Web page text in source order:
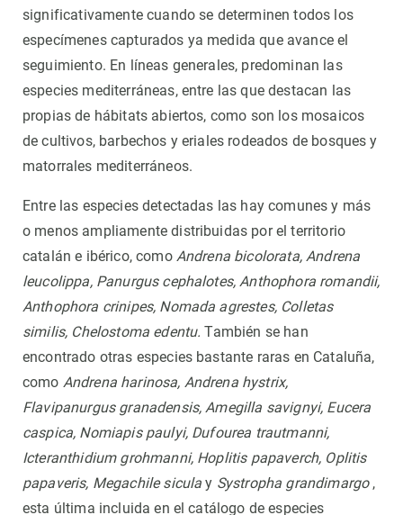
significativamente cuando se determinen todos los
especímenes capturados ya medida que avance el
seguimiento. En líneas generales, predominan las
especies mediterráneas, entre las que destacan las
propias de hábitats abiertos, como son los mosaicos
de cultivos, barbechos y eriales rodeados de bosques y
matorrales mediterráneos.
Entre las especies detectadas las hay comunes y más
o menos ampliamente distribuidas por el territorio
catalán e ibérico, como Andrena bicolorata, Andrena
leucolippa, Panurgus cephalotes, Anthophora romandii,
Anthophora crinipes, Nomada agrestes, Colletas
similis, Chelostoma edentu. También se han
encontrado otras especies bastante raras en Cataluña,
como Andrena harinosa, Andrena hystrix,
Flavipanurgus granadensis, Amegilla savignyi, Eucera
caspica, Nomiapis paulyi, Dufourea trautmanni,
Icteranthidium grohmanni, Hoplitis papaverch, Oplitis
papaveris, Megachile sicula y Systropha grandimargo,
esta última incluida en el catálogo de especies